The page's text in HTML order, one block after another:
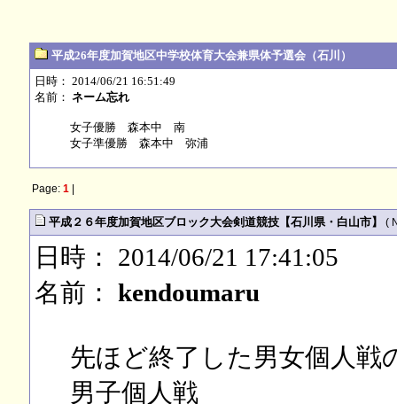
平成26年度加賀地区中学校体育大会兼県体予選会（石川）
日時： 2014/06/21 16:51:49
名前： ネーム忘れ
女子優勝 森本中 南
女子準優勝 森本中 弥浦
Page: 1|
平成２６年度加賀地区ブロック大会剣道競技【石川県・白山市】 (
日時： 2014/06/21 17:41:05
名前： kendoumaru
先ほど終了した男女個人戦
男子個人戦